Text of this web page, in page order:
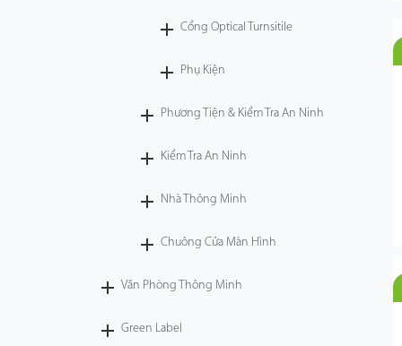
Cổng Optical Turnsitile
Phụ Kiện
Phương Tiện & Kiểm Tra An Ninh
Kiểm Tra An Ninh
Nhà Thông Minh
Chuông Cửa Màn Hình
Văn Phòng Thông Minh
Green Label